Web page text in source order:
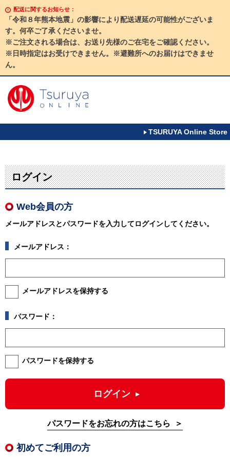
配送に関するお知らせ：
「令和８年熊本地震」の影響により配送遅延の可能性がございま
す。何卒ご了承くださいませ。
※ご注文される場合は、お送り先様のご在宅をご確認ください。
※日時指定はお受けできません。※避難所へのお届けはできませ
ん。
TSURUYA Online Store
ログイン
Web会員の方
メールアドレスとパスワードを入力してログインしてください。
メールアドレス：
メールアドレスを保持する
パスワード：
パスワードを保持する
ログイン
パスワードをお忘れの方はこちら
初めてご利用の方